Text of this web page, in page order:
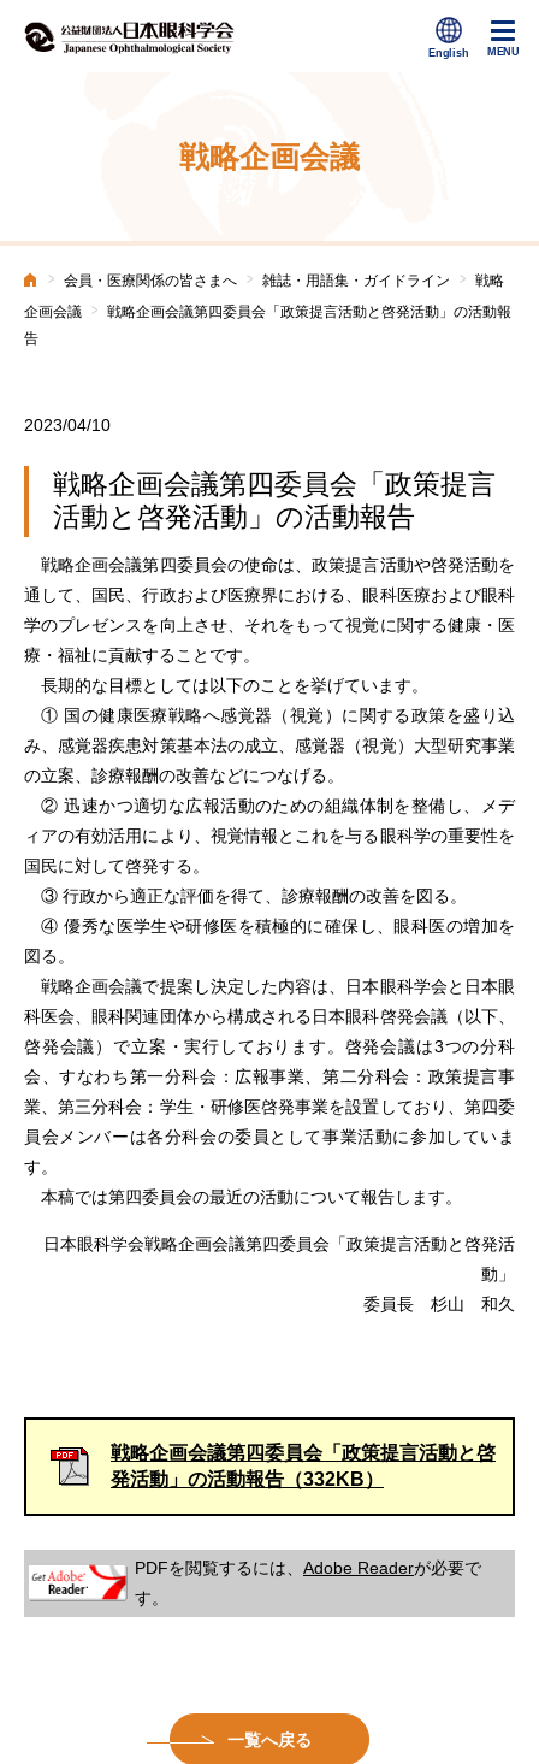
戦略企画会議
ホーム
> 会員・医療関係の皆さまへ > 雑誌・用語集・ガイドライン > 戦略
企画会議 > 戦略企画会議第四委員会「政策提言活動と啓発活動」の活動報
告
2023/04/10
戦略企画会議第四委員会「政策提言
活動と啓発活動」の活動報告
戦略企画会議第四委員会の使命は、政策提言活動や啓発活動を
通して、国民、行政および医療界における、眼科医療および眼科
学のプレゼンスを向上させ、それをもって視覚に関する健康・医
療・福祉に貢献することです。
長期的な目標としては以下のことを挙げています。
① 国の健康医療戦略へ感覚器（視覚）に関する政策を盛り込
み、感覚器疾患対策基本法の成立、感覚器（視覚）大型研究事業
の立案、診療報酬の改善などにつなげる。
② 迅速かつ適切な広報活動のための組織体制を整備し、メデ
ィアの有効活用により、視覚情報とこれを与る眼科学の重要性を
国民に対して啓発する。
③ 行政から適正な評価を得て、診療報酬の改善を図る。
④ 優秀な医学生や研修医を積極的に確保し、眼科医の増加を
図る。
戦略企画会議で提案し決定した内容は、日本眼科学会と日本眼
科医会、眼科関連団体から構成される日本眼科啓発会議（以下、
啓発会議）で立案・実行しております。啓発会議は3つの分科
会、すなわち第一分科会：広報事業、第二分科会：政策提言事
業、第三分科会：学生・研修医啓発事業を設置しており、第四委
員会メンバーは各分科会の委員として事業活動に参加していま
す。
本稿では第四委員会の最近の活動について報告します。
日本眼科学会戦略企画会議第四委員会「政策提言活動と啓発活
動」
委員長 杉山 和久
戦略企画会議第四委員会「政策提言活動と啓
発活動」の活動報告（332KB）
PDFを閲覧するには、 Adobe Readerが必要で
す。
一覧へ戻る